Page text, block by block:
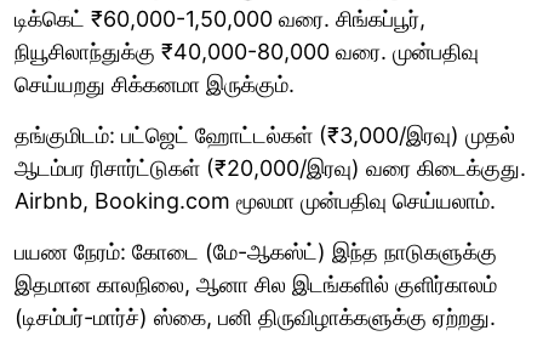
டிக்கெட் ₹60,000-1,50,000 வரை. சிங்கப்பூர்,
நியூசிலாந்துக்கு ₹40,000-80,000 வரை. முன்பதிவு
செய்யறது சிக்கனமா இருக்கும்.
தங்குமிடம்: பட்ஜெட் ஹோட்டல்கள் (₹3,000/இரவு) முதல்
ஆடம்பர ரிசார்ட்டுகள் (₹20,000/இரவு) வரை கிடைக்குது.
Airbnb, Booking.com மூலமா முன்பதிவு செய்யலாம்.
பயண நேரம்: கோடை (மே-ஆகஸ்ட்) இந்த நாடுகளுக்கு
இதமான காலநிலை, ஆனா சில இடங்களில் குளிர்காலம்
(டிசம்பர்-மார்ச்) ஸ்கை, பனி திருவிழாக்களுக்கு ஏற்றது.